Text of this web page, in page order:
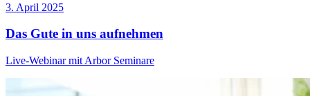
3. April 2025
Das Gute in uns aufnehmen
Live-Webinar mit Arbor Seminare